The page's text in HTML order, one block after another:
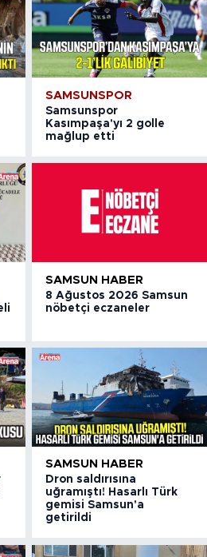
SAMSUNSPOR
Samsunspor
Kasımpaşa'yı 2 golle
mağlup etti
SAMSUN HABER
8 Ağustos 2026 Samsun
nöbetçi eczaneler
SAMSUN HABER
Dron saldırısına
uğramıştı! Hasarlı Türk
gemisi Samsun'a
getirildi